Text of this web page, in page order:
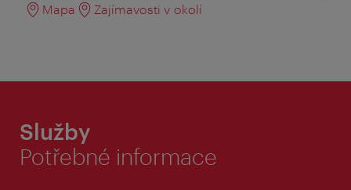
Mapa
Zajímavosti v okolí
Služby
Potřebné informace